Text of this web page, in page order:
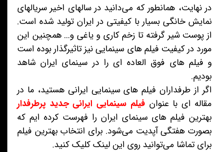
در نهایت، همانطور که می‌دانید در سالهای اخیر سریالهای
نمایش خانگی بسیار با کیفیتی در ایران تولید شده است.
از پوست شیر گرفته تا زخم کاری و یاغی و... همچنین این
مورد در کیفیت فیلم های سینمایی نیز تاثیرگذار بوده است
و فیلم های فوق العاده ای را در سینمای ایران شاهد
بودیم.
اگر از طرفداران فیلم های سینمایی ایرانی هستید، ما در
مقاله ای با عنوان فیلم سینمایی ایرانی جدید پرطرفدار
بهترین فیلم های سینمای ایران را فهرست کرده ایم که
بصورت هفتگی آپدیت می‌شود. برای انتخاب بهترین فیلم
برای تماشا می‌توانید روی این لینک کلیک کنید.